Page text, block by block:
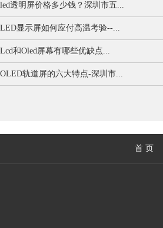
led透明屏价格多少钱？深圳市五...
LED显示屏如何应付高温考验--...
Lcd和Oled屏幕有哪些优缺点...
OLED轨道屏的六大特点-深圳市...
首 页